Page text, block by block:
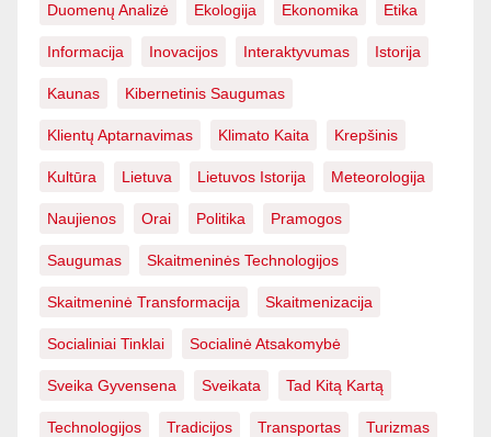
Duomenų Analizė Ekologija Ekonomika Etika
Informacija Inovacijos Interaktyvumas Istorija
Kaunas Kibernetinis Saugumas
Klientų Aptarnavimas Klimato Kaita Krepšinis
Kultūra Lietuva Lietuvos Istorija Meteorologija
Naujienos Orai Politika Pramogos
Saugumas Skaitmeninės Technologijos
Skaitmeninė Transformacija Skaitmenizacija
Socialiniai Tinklai Socialinė Atsakomybė
Sveika Gyvensena Sveikata Tad Kitą Kartą
Technologijos Tradicijos Transportas Turizmas